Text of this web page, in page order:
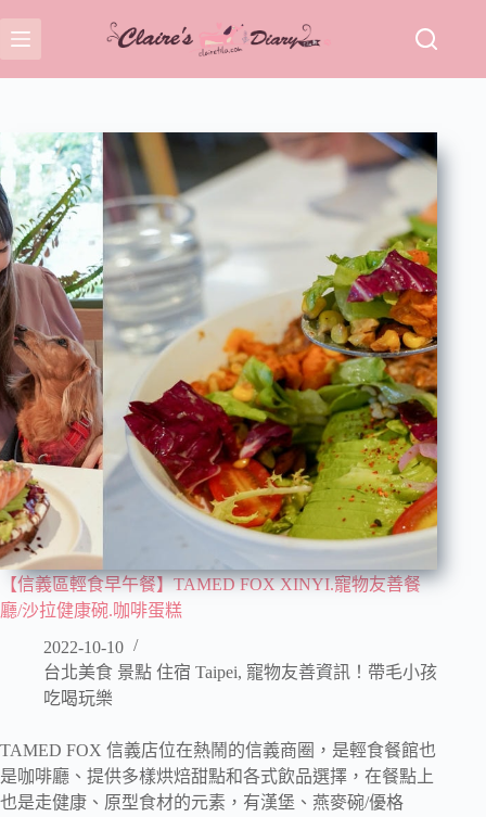
至
主
【信義區輕食早午餐】TAMED FOX XINYI.寵物友善餐
廳/沙拉健康碗.咖啡蛋糕
2022-10-10
台北美食 景點 住宿 Taipei, 寵物友善資訊！帶毛小孩
吃喝玩樂
TAMED FOX 信義店位在熱鬧的信義商圈，是輕食餐館也
是咖啡廳、提供多樣烘焙甜點和各式飲品選擇，在餐點上
也是走健康、原型食材的元素，有漢堡、燕麥碗/優格